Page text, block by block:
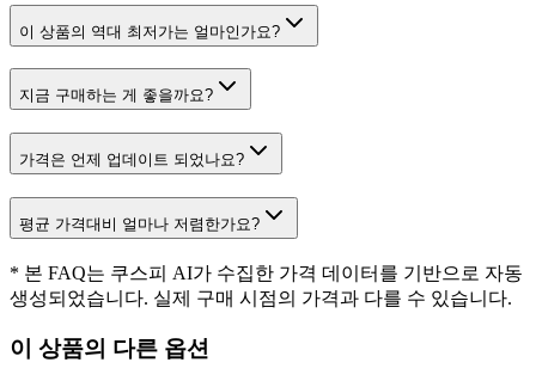
이 상품의 역대 최저가는 얼마인가요?
지금 구매하는 게 좋을까요?
가격은 언제 업데이트 되었나요?
평균 가격대비 얼마나 저렴한가요?
* 본 FAQ는 쿠스피 AI가 수집한 가격 데이터를 기반으로 자동
생성되었습니다. 실제 구매 시점의 가격과 다를 수 있습니다.
이 상품의 다른 옵션